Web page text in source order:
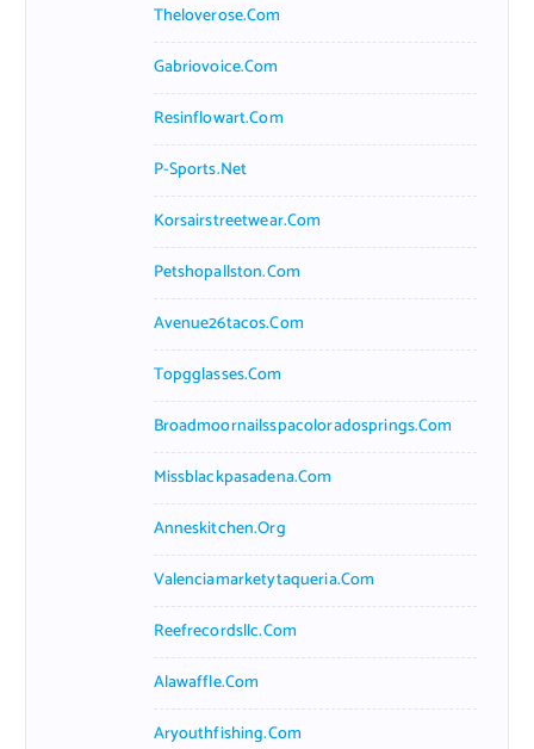
Theloverose.com
Gabriovoice.com
Resinflowart.com
P-Sports.net
Korsairstreetwear.com
Petshopallston.com
Avenue26tacos.com
Topgglasses.com
Broadmoornailsspacoloradosprings.com
Missblackpasadena.com
Anneskitchen.org
Valenciamarketytaqueria.com
Reefrecordsllc.com
Alawaffle.com
Aryouthfishing.com